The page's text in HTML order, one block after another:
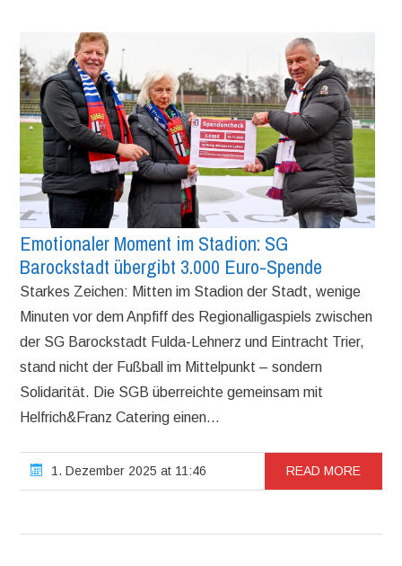
Emotionaler Moment im Stadion: SG
Barockstadt übergibt 3.000 Euro-Spende
Starkes Zeichen: Mitten im Stadion der Stadt, wenige
Minuten vor dem Anpfiff des Regionalligaspiels zwischen
der SG Barockstadt Fulda-Lehnerz und Eintracht Trier,
stand nicht der Fußball im Mittelpunkt – sondern
Solidarität. Die SGB überreichte gemeinsam mit
Helfrich&Franz Catering einen...
1. Dezember 2025 at 11:46 READ MORE